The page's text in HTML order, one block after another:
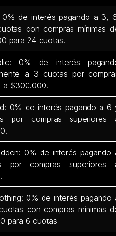
0% de interés pagando a 3,
con compras mínimas
para 24 cuotas.
0% de interés
a 3 cuotas por
a $300.000.
0% de interés pagando a 6
por compras superiores
0% de interés pagando
por compras superiores
0% de interés pagando
con compras mínimas
para 6 cuotas.